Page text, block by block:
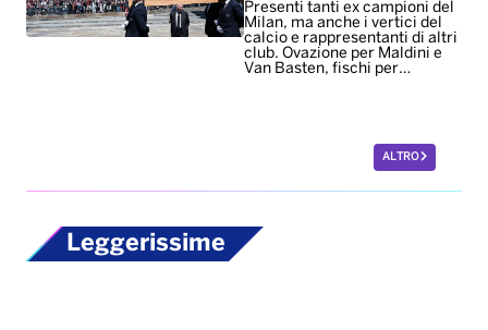
Presenti tanti ex campioni del
Milan, ma anche i vertici del
calcio e rappresentanti di altri
club. Ovazione per Maldini e
Van Basten, fischi per…
ALTRO
Leggerissime